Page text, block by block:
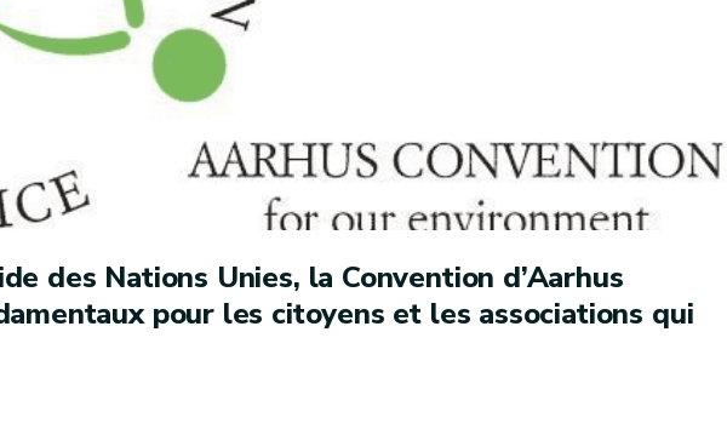
des Nations Unies, la Convention d’Aarhus
pour les citoyens et les associations qui